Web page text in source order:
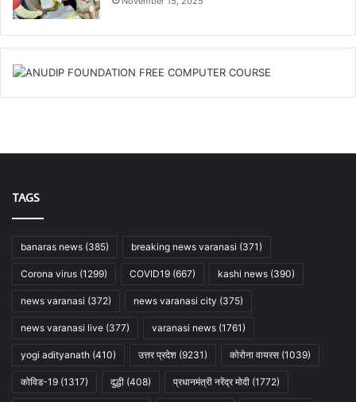
TAGS
banaras news (385) breaking news varanasi (371)
Corona virus (1299) COVID19 (667) kashi news (390)
news varanasi (372) news varanasi city (375)
news varanasi live (377) varanasi news (1761)
yogi adityanath (410) उत्तर प्रदेश (9231) कोरोना वायरस (1039)
कोविड-19 (1317) दुद्धी (408) प्रधानमंत्री नरेंद्र मोदी (1772)